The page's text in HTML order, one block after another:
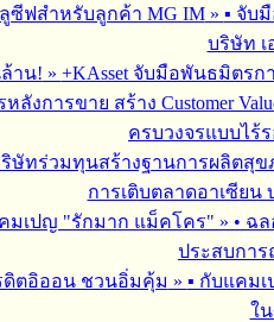
ซีฟสำหรับลูกค้า MG IM» ▪︎ จับ
บริษัท เ
ล้าน! » +KAsset จับมือพันธมิตรการ
การขาย สร้าง Customer
ครบวงจรแบบไร้
ริษัทร่วมทุนสร้างฐานการผลิต
การเติบตลาดอาเซียน
มเปญ "รักมาก แม็คโคร" » • ฉ
ประสบกา
ดิตอิออน ชวนอิ่มคุ้ม » ▪︎ กับแคม
ใ